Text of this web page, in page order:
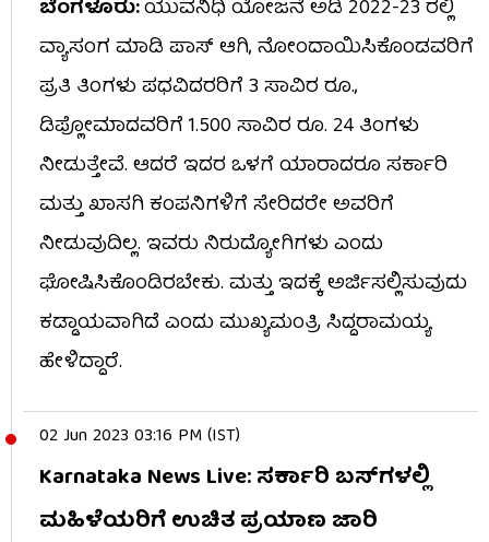
ಬೆಂಗಳೂರು:ಯುವನಿಧಿ ಯೋಜನೆ ಅಡಿ 2022-23 ರಲ್ಲಿ
ವ್ಯಾಸಂಗ ಮಾಡಿ ಪಾಸ್ ಆಗಿ, ನೋಂದಾಯಿಸಿಕೊಂಡವರಿಗೆ
ಪ್ರತಿ ತಿಂಗಳು ಪಧವಿದರರಿಗೆ 3 ಸಾವಿರ ರೂ.,
ಡಿಪ್ಲೋಮಾದವರಿಗೆ 1.500 ಸಾವಿರ ರೂ. 24 ತಿಂಗಳು
ನೀಡುತ್ತೇವೆ. ಆದರೆ ಇದರ ಒಳಗೆ ಯಾರಾದರೂ ಸರ್ಕಾರಿ
ಮತ್ತು ಖಾಸಗಿ ಕಂಪನಿಗಳಿಗೆ ಸೇರಿದರೇ ಅವರಿಗೆ
ನೀಡುವುದಿಲ್ಲ. ಇವರು ನಿರುದ್ಯೋಗಿಗಳು ಎಂದು
ಘೋಷಿಸಿಕೊಂಡಿರಬೇಕು. ಮತ್ತು ಇದಕ್ಕೆ ಅರ್ಜಿಸಲ್ಲಿಸುವುದು
ಕಡ್ಡಾಯವಾಗಿದೆ ಎಂದು ಮುಖ್ಯಮಂತ್ರಿ ಸಿದ್ದರಾಮಯ್ಯ
ಹೇಳಿದ್ದಾರೆ.
02 Jun 2023 03:16 PM (IST)
Karnataka News Live: ಸರ್ಕಾರಿ ಬಸ್​ಗಳಲ್ಲಿ
ಮಹಿಳೆಯರಿಗೆ ಉಚಿತ ಪ್ರಯಾಣ ಜಾರಿ